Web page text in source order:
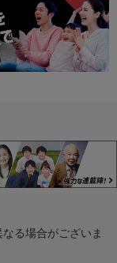
る場合がございま